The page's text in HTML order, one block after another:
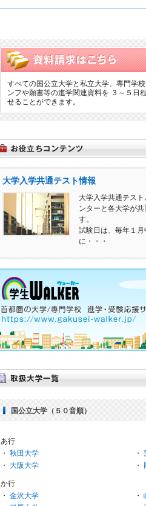
すべての国公立大学と私立大学、専門学
ンフや願書等の進学関連資料を ３～５日
せることができます。
大学入学共通テスト情報
大学入学共通テス
ンターと各大学が
す。
試験日は、毎年１
に・・・
国公立大学（５０音順）
あ行
・ 秋田大学 ・
・ 大阪大学 ・
か行
・ 金沢大学 ・